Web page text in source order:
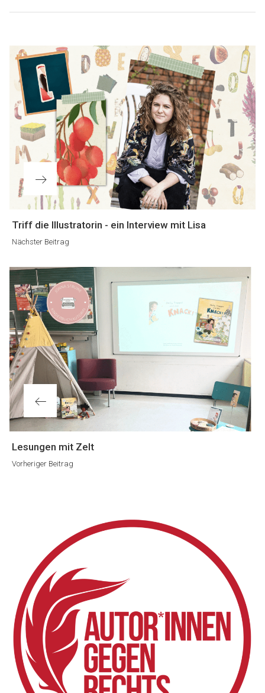
Nächster
Beitrag
Triff die Illustratorin - ein Interview mit Lisa
Nächster Beitrag
Vorheriger
Beitrag
Lesungen mit Zelt
Vorheriger Beitrag